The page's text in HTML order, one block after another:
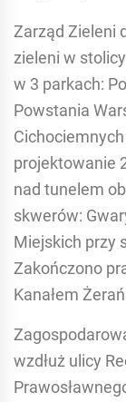
Zarząd Zieleni
zieleni w
w 3 parkach:
Powstania
projektowanie
nad tunelem
skwerów:
Miejskich przy
Zakończono
Kanałem
wzdłuż ulicy